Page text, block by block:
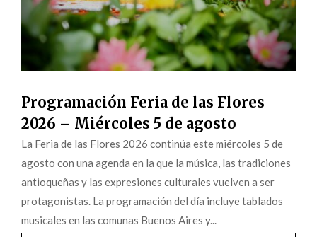
Programación Feria de las Flores
2026 – Miércoles 5 de agosto
La Feria de las Flores 2026 continúa este miércoles 5 de
agosto con una agenda en la que la música, las tradiciones
antioqueñas y las expresiones culturales vuelven a ser
protagonistas. La programación del día incluye tablados
musicales en las comunas Buenos Aires y...